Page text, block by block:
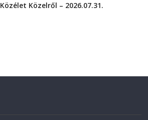
Közélet Közelről – 2026.07.31.